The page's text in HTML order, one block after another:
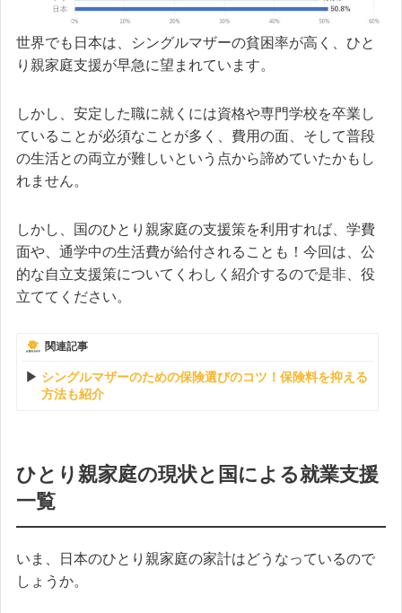
世界でも日本は、シングルマザーの貧困率が高く、ひと
り親家庭支援が早急に望まれています。
しかし、安定した職に就くには資格や専門学校を卒業し
ていることが必須なことが多く、費用の面、そして普段
の生活との両立が難しいという点から諦めていたかもし
れません。
しかし、国のひとり親家庭の支援策を利用すれば、学費
面や、通学中の生活費が給付されることも！今回は、公
的な自立支援策についてくわしく紹介するので是非、役
立ててください。
関連記事
シングルマザーのための保険選びのコツ！保険料を抑える
方法も紹介
ひとり親家庭の現状と国による就業支援
一覧
いま、日本のひとり親家庭の家計はどうなっているので
しょうか。